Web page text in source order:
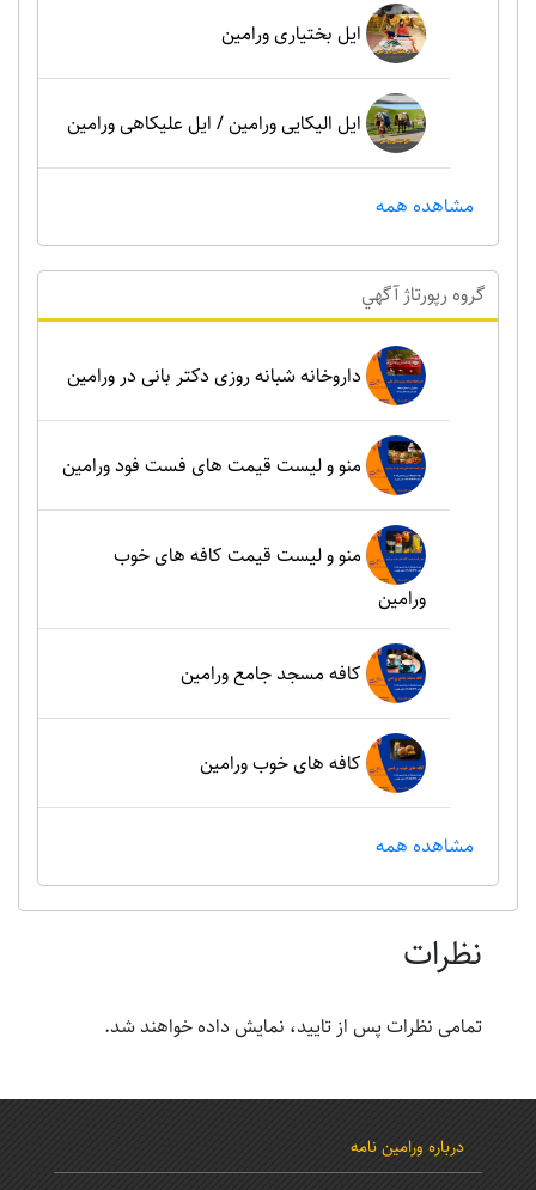
ایل بختیاری ورامین
ایل الیکایی ورامین / ایل علیکاهی ورامین
مشاهده همه
گروه رپورتاژ آگهي
داروخانه شبانه روزی دکتر بانی در ورامین
منو و لیست قیمت های فست فود ورامین
منو و لیست قیمت کافه های خوب
ورامین
کافه مسجد جامع ورامین
کافه های خوب ورامین
مشاهده همه
نظرات
تمامی نظرات پس از تایید، نمایش داده خواهند شد.
درباره ورامین نامه